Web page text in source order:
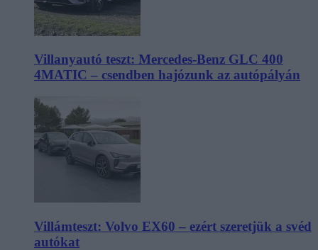
Villanyautó teszt: Mercedes-Benz GLC 400
4MATIC – csendben hajózunk az autópályán
Villámteszt: Volvo EX60 – ezért szeretjük a svéd
autókat